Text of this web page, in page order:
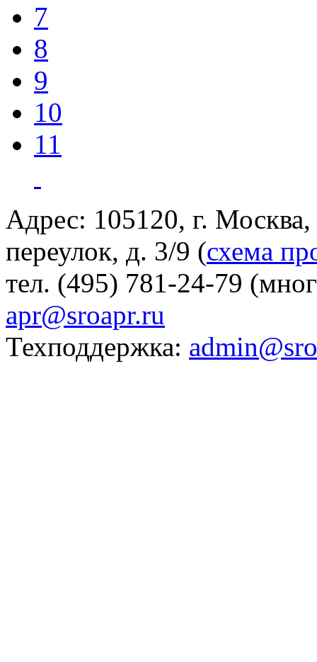
7
8
9
10
11
Адрес: 105120, г.
переулок, д. 3/9 (схема
тел. (495) 781-24-79
apr@sroapr.ru
Техподдержка: